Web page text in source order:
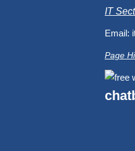
IT
Email:
Page